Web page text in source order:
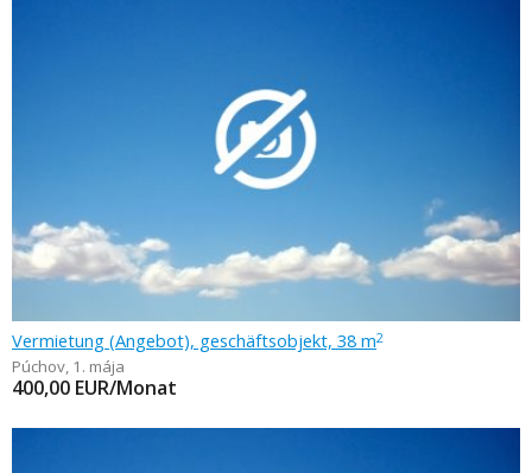
Vermietung (Angebot), geschäftsobjekt, 38 m2
Púchov, 1. mája
400,00 EUR/Monat